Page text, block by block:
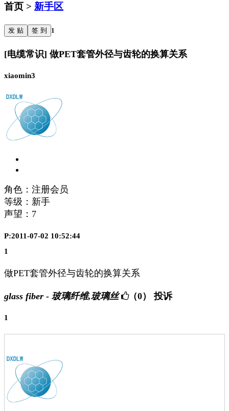
首页 > 新手区
发 贴 签 到 1
[电缆常识] 做PET套管外径与齿轮的换算关系
xiaomin3
角色：注册会员
等级：新手
声望： 7
P:2011-07-02 10:52:44
1
做PET套管外径与齿轮的换算关系
glass fiber - 玻璃纤维,玻璃丝 （0） 投诉
1